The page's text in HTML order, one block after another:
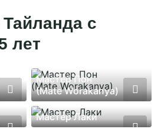
с
лет
Мастер Пон
(Mate Worakanya)
Мастер Лаки